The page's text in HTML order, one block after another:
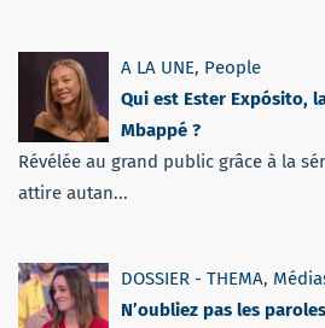
A LA UNE, People
Qui est Ester Expósito,
Mbappé ?
Révélée au grand public grâce à la
attire autan...
DOSSIER - THEMA,
N’oubliez pas les